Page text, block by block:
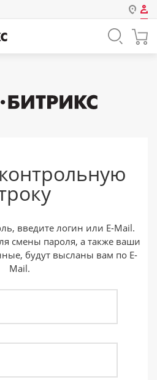
Запомнить меня на этом
компьютере
свой пароль?
войдите с помощью
введите логин или E-Mail.
смены пароля, а также ваши
будут высланы вам по E-
Mail.